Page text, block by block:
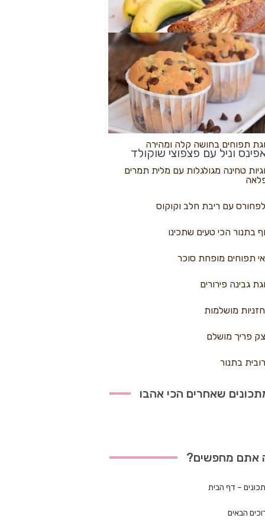
פיצה
בננות
וניל עם פצפוצי שוקולד
נקראים
תפוחים בחושה קלה ומהירה
טחינה מגולגלות עם מלית תמרים
עם ריבת חלב וקוקוס
בתנור הכי טעים שתכינו
תפוחים מופחת סוכר
גבינה פירורים
מושלמות
פריך מושלם
בתנור
שאחרים הכי אהבו
אתם מחפשים?
– דף הבית
הבאים